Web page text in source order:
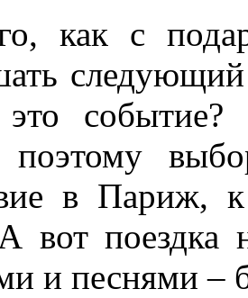
как с
это
поэтому
в Париж,
вот поездка
и песнями –